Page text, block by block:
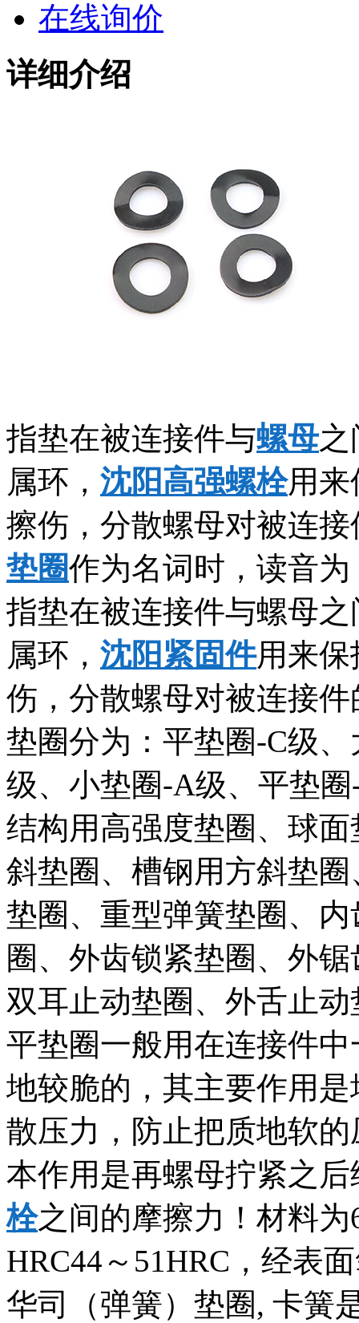
在线询价
详细介绍
指垫在被连接件与螺母
属环， 沈阳高强螺栓用来
擦伤，分散螺母对被连
垫圈作为名词时，读音
指垫在被连接件与螺母
属环， 沈阳紧固件用来保
伤，分散螺母对被连接
垫圈分为：平垫圈-C级
级、小垫圈-A级、平垫
结构用高强度垫圈、球
斜垫圈、槽钢用方斜垫
垫圈、重型弹簧垫圈、
圈、外齿锁紧垫圈、外
双耳止动垫圈、外舌止
平垫圈一般用在连接件
地较脆的，其主要作用
散压力，防止把质地软
本作用是再螺母拧紧之
栓之间的摩擦力！材料
HRC44～51HRC，经表
华司（弹簧）垫圈, 卡簧